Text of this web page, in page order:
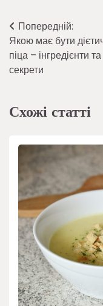
Навігація
записів
Попередній:
Якою має бути
піца – інгредієнти та
секрети
Схожі статті